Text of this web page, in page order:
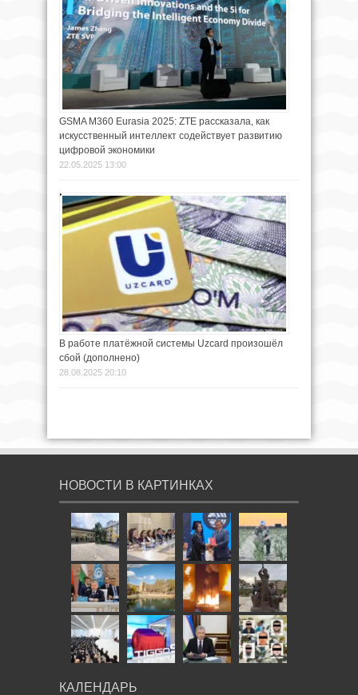
GSMA M360 Eurasia 2025: ZTE рассказала, как
искусственный интеллект содействует развитию
цифровой экономики
22.05.2025 13:00
В работе платёжной системы Uzcard произошёл
сбой (дополнено)
28.08.2025 20:10
НОВОСТИ В КАРТИНКАХ
КАЛЕНДАРЬ